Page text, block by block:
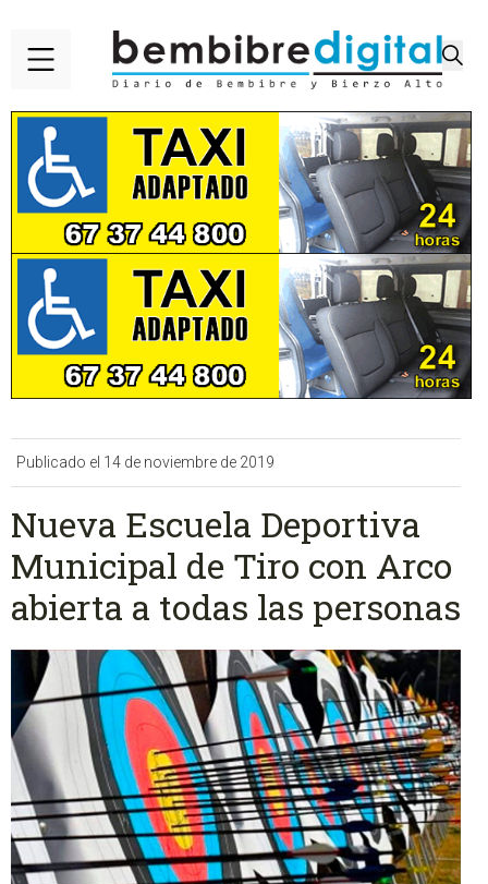
Publicado el 14 de noviembre de 2019
Nueva Escuela Deportiva
Municipal de Tiro con Arco
abierta a todas las personas